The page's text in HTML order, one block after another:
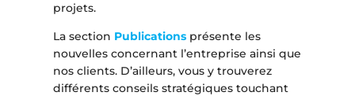
projets.
La section Publications présente les
nouvelles concernant l’entreprise ainsi que
nos clients. D’ailleurs, vous y trouverez
différents conseils stratégiques touchant